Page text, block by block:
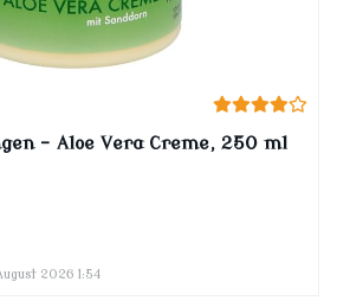
– Aloe Vera Creme, 250 ml
2026 1:54